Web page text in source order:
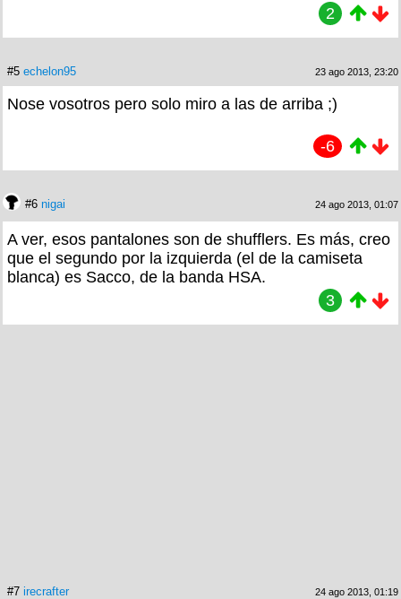
2
#5 echelon95 23 ago 2013, 23:20
Nose vosotros pero solo miro a las de arriba ;)
-6
#6 nigai 24 ago 2013, 01:07
A ver, esos pantalones son de shufflers. Es más, creo
que el segundo por la izquierda (el de la camiseta
blanca) es Sacco, de la banda HSA.
3
#7 irecrafter 24 ago 2013, 01:19